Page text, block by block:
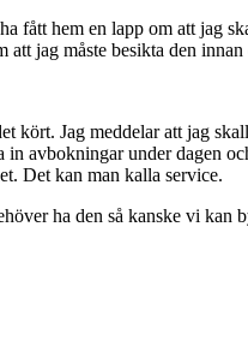
fått hem en lapp om att jag
jag måste besikta den
kört. Jag meddelar att jag
avbokningar under dagen
Det kan man kalla service.
ha den så kanske vi kan